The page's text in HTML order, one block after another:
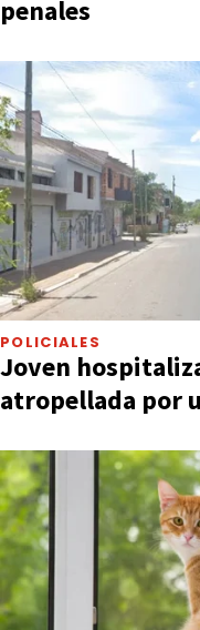
penales
POLICIALES
Joven
atropellada por